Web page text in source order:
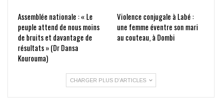
Assemblée nationale : « Le
peuple attend de nous moins
de bruits et davantage de
résultats » (Dr Dansa
Kourouma)
Violence conjugale à Labé :
une femme éventre son mari
au couteau, à Dombi
CHARGER PLUS D'ARTICLES